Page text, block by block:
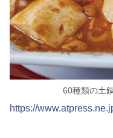
60種類の土
https://